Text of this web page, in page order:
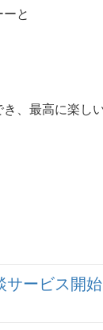
と
、最高に楽し
ービス開